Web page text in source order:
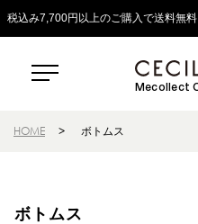
税込み7,700円以上のご購入で送料無
Mecollect
HOME > ボトムス
ボトムス